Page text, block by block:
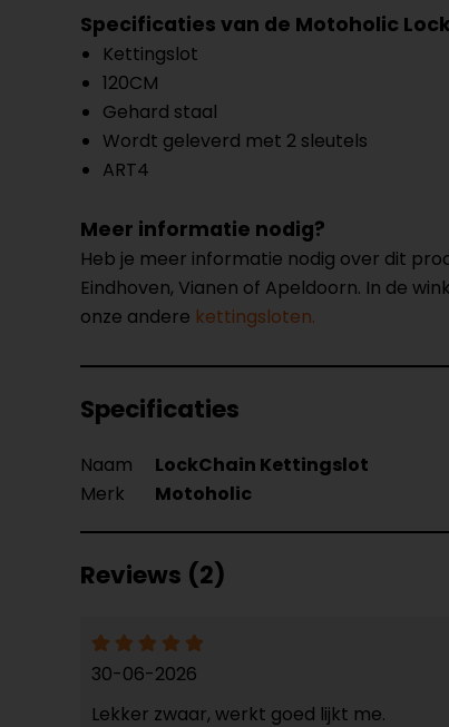
Specificaties van de Motoholic
Kettingslot
120CM
Gehard staal
Wordt geleverd met 2 sleutels
ART4
Meer informatie nodig?
Heb je meer informatie nodig over dit
Eindhoven, Vianen of Apeldoorn. In de
onze andere kettingsloten.
Specificaties
Naam LockChain Kettingslot
Merk
Motoholic
Reviews (2)
30-06-2026
Lekker zwaar, werkt goed lijkt me.